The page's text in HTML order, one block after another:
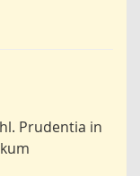
Prudentia in